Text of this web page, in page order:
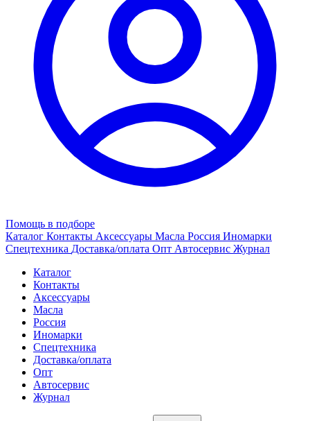
Помощь в подборе
Каталог Контакты Аксессуары Масла Россия Иномарки
Спецтехника Доставка/оплата Опт Автосервис Журнал
Каталог
Контакты
Аксессуары
Масла
Россия
Иномарки
Спецтехника
Доставка/оплата
Опт
Автосервис
Журнал